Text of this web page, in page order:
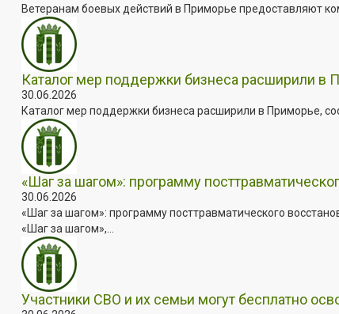
Ветеранам боевых действий в Приморье предоставляют
Каталог мер поддержки бизнеса расширили в
30.06.2026
Каталог мер поддержки бизнеса расширили в Приморье,
«Шаг за шагом»: программу
30.06.2026
«Шаг за шагом»: программу посттравматического
«Шаг за шагом»,...
Участники СВО и их семьи могут бесплатно